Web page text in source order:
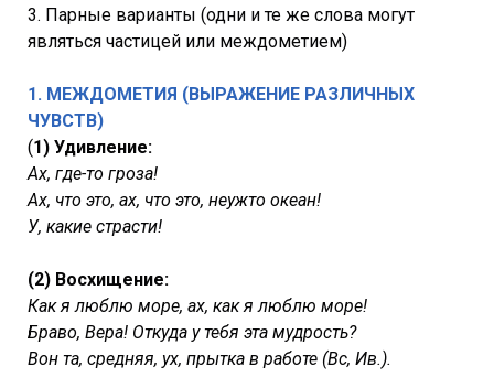
3. Парные варианты (одни и те же слова могут
являться частицей или междометием)
1. МЕЖДОМЕТИЯ (ВЫРАЖЕНИЕ РАЗЛИЧНЫХ
ЧУВСТВ)
(1) Удивление:
Ах, где-то гроза!
Ах, что это, ах, что это, неужто океан!
У, какие страсти!
(2) Восхищение:
Как я люблю море, ах, как я люблю море!
Браво, Вера! Откуда у тебя эта мудрость?
Вон та, средняя, ух, прытка в работе (Вс, Ив.).